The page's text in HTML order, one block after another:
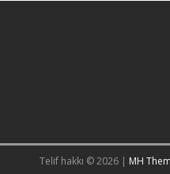
Telif hakkı © 2026 | MH